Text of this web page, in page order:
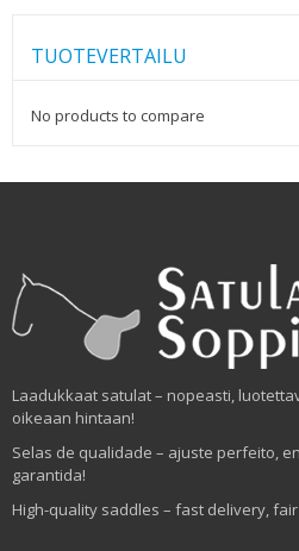
TUOTEVERTAILU
No products to compare
Laadukkaat satulat – nopeasti,
oikeaan hintaan!
Selas de qualidade – ajuste perfeito,
garantida!
High-quality saddles – fast delivery,